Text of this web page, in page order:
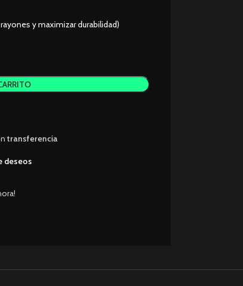
y maximizar durabilidad)
transferencia
deseos